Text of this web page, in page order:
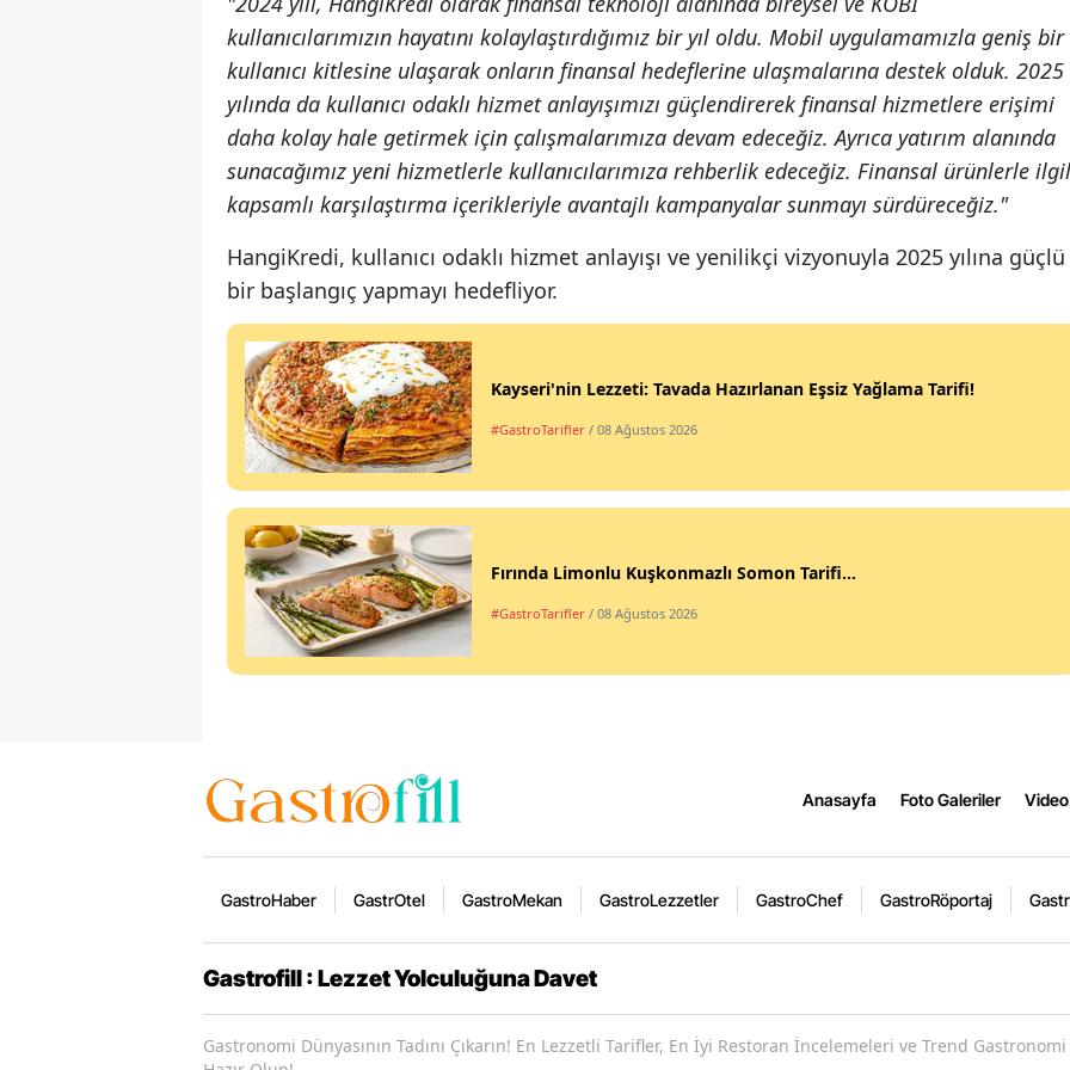
kullanıcılarımızın hayatını kolaylaştırdığımız bir yıl oldu. Mobil uygulamamızla geniş bir
kullanıcı kitlesine ulaşarak onların finansal hedeflerine ulaşmalarına destek olduk. 2025
yılında da kullanıcı odaklı hizmet anlayışımızı güçlendirerek finansal hizmetlere erişimi
daha kolay hale getirmek için çalışmalarımıza devam edeceğiz. Ayrıca yatırım alanında
sunacağımız yeni hizmetlerle kullanıcılarımıza rehberlik edeceğiz. Finansal ürünlerle
kapsamlı karşılaştırma içerikleriyle avantajlı kampanyalar sunmayı sürdüreceğiz."
HangiKredi, kullanıcı odaklı hizmet anlayışı ve yenilikçi vizyonuyla 2025 yılına güçlü
bir başlangıç yapmayı hedefliyor.
Kayseri'nin Lezzeti: Tavada Hazırlanan Eşsiz Yağlama Tarifi!
#GastroTarifler / 08 Ağustos 2026
Fırında Limonlu Kuşkonmazlı Somon Tarifi...
#GastroTarifler / 08 Ağustos 2026
Anasayfa Foto Galeriler
GastroHaber GastrOtel GastroMekan GastroLezzetler GastroChef GastroRöportaj
Gastrofill : Lezzet Yolculuğuna Davet
Gastronomi Dünyasının Tadını Çıkarın! En Lezzetli Tarifler, En İyi Restoran İncelemeleri ve Trend